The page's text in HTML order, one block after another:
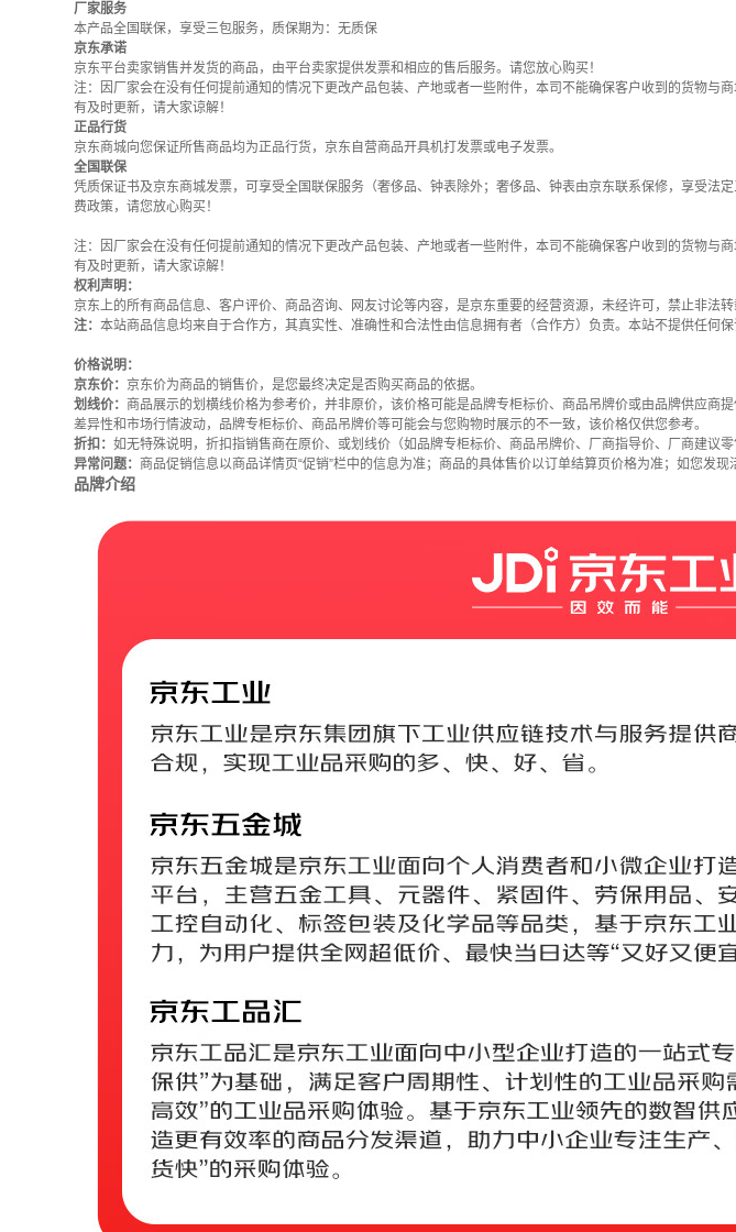
厂家服务
本产品全国联保，享受三包服务，质保期为：无质保
京东承诺
京东平台卖家销售并发货的商品，由平台卖家提供发票和相应的售后服务。请您放心购买！
注：因厂家会在没有任何提前通知的情况下更改产品包装、产地或者一些附件，本司不能确保客户收到的货物
有及时更新，请大家谅解！
正品行货
京东商城向您保证所售商品均为正品行货，京东自营商品开具机打发票或电子发票。
全国联保
凭质保证书及京东商城发票，可享受全国联保服务（奢侈品、钟表除外；奢侈品、钟表由京东联系保修，享受
费政策，请您放心购买！
注：因厂家会在没有任何提前通知的情况下更改产品包装、产地或者一些附件，本司不能确保客户收到的货物
有及时更新，请大家谅解！
权利声明：
京东上的所有商品信息、客户评价、商品咨询、网友讨论等内容，是京东重要的经营资源，未经许可，禁止非法转
注： 本站商品信息均来自于合作方，其真实性、准确性和合法性由信息拥有者（合作方）负责。本站不提供任何保
价格说明：
京东价： 京东价为商品的销售价，是您最终决定是否购买商品的依据。
划线价： 商品展示的划横线价格为参考价，并非原价，该价格可能是品牌专柜标价、商品吊牌价或由品牌供应
差异性和市场行情波动，品牌专柜标价、商品吊牌价等可能会与您购物时展示的不一致，该价格仅供您参考。
折扣： 如无特殊说明，折扣指销售商在原价、或划线价（如品牌专柜标价、商品吊牌价、厂商指导价、厂商建议
异常问题： 商品促销信息以商品详情页“促销”栏中的信息为准；商品的具体售价以订单结算页价格为准；如您发
品牌介绍